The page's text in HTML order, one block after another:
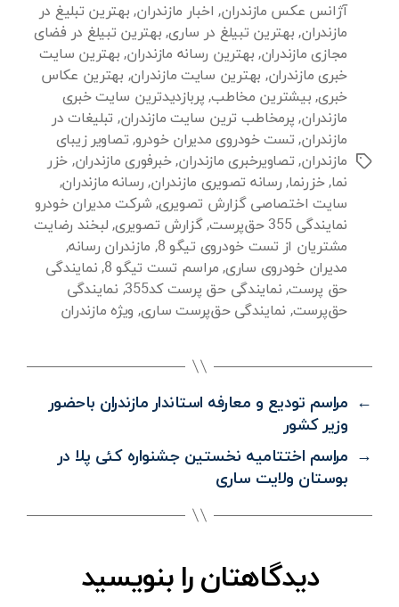
برچسب‌ها
آژانس عکس مازندران, اخبار مازندران, بهترین تبلیغ در
مازندران, بهترین تبیلغ در ساری, بهترین تبیلغ در فضای
مجازی مازندران, بهترین رسانه مازندران, بهترین سایت
خبری مازندران, بهترین سایت مازندران, بهترین عکاس
خبری, بیشترین مخاطب, پربازدیدترین سایت خبری
مازندران, پرمخاطب ترین سایت مازندران, تبلیغات در
مازندران, تست خودروی مدیران خودرو, تصاویر زیبای
مازندران, تصاویرخبری مازندران,خبرفوری مازندران, خزر
نما,خزرنما, رسانه تصویری مازندران, رسانه مازندران,
سایت اختصاصی گزارش تصویری, شرکت مدیران خودرو
نمایندگی 355 حق‌پرست
,گزارش تصویری, لبخند رضایت
مشتریان از تست خودروی تیگو 8
, مازندران رسانه,
مدیران خودروی ساری, مراسم تست تیگو 8 , نمایندگی
حق پرست, نمایندگی حق پرست کد355 , نمایندگی
حق‌پرست, نمایندگی حق‌پرست ساری, ویژه مازندران
← مراسم تودیع و معارفه استاندار مازندران باحضور
وزیر کشور
→ مراسم اختتامیه نخستین جشنواره کئی پلا در
بوستان ولایت ساری
دیدگاهتان را بنویسید